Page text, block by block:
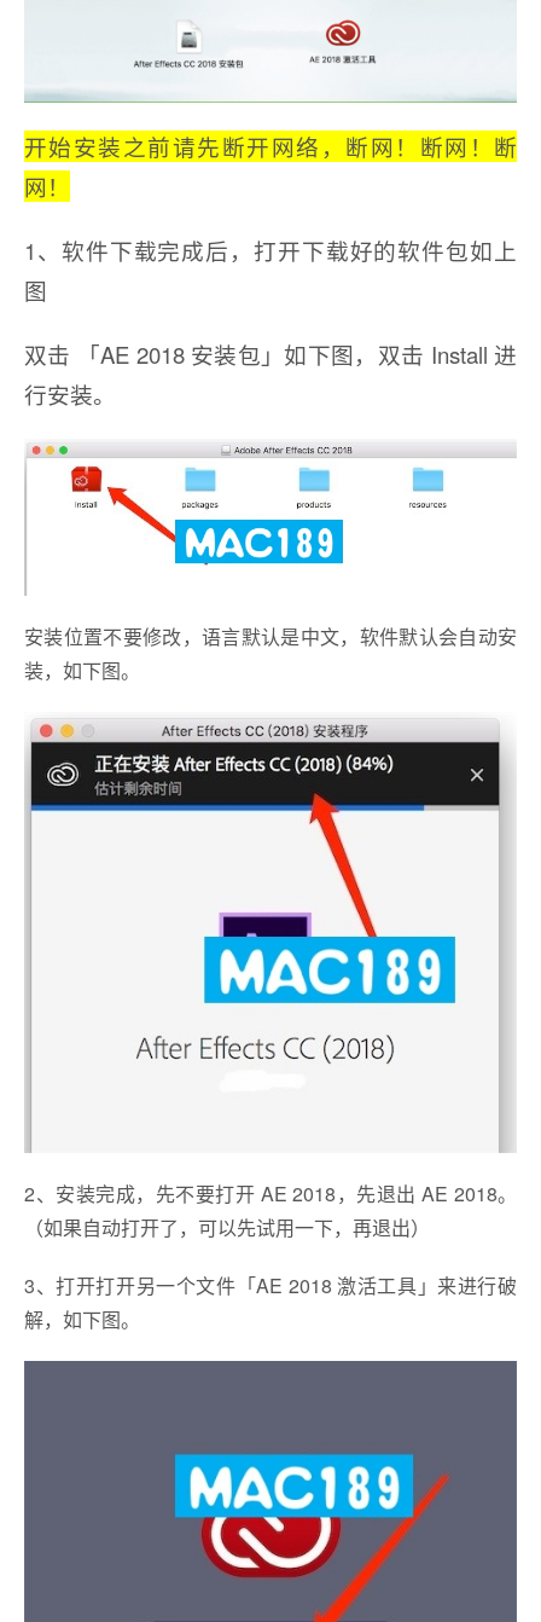
开始安装之前请先断开网络，断网！断网！断
网！
1、软件下载完成后，打开下载好的软件包如上
图
双击 「AE 2018 安装包」如下图，双击 Install 进
行安装。
安装位置不要修改，语言默认是中文，软件默认会自动安
装，如下图。
2、安装完成，先不要打开 AE 2018，先退出 AE 2018。
（如果自动打开了，可以先试用一下，再退出）
3、打开打开另一个文件「AE 2018 激活工具」来进行破
解，如下图。